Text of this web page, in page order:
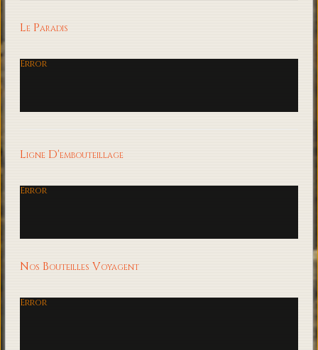
Le Paradis
Error
Ligne D'embouteillage
Error
Nos Bouteilles Voyagent
Error